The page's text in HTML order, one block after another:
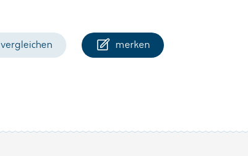
vergleichen merken